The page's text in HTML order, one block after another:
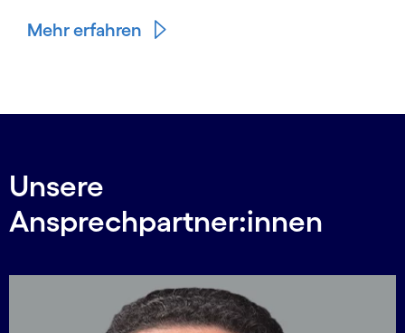
Mehr erfahren
Unsere
Ansprechpartner:innen